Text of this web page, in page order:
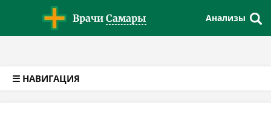
Врачи Самары Анализы
☰ НАВИГАЦИЯ